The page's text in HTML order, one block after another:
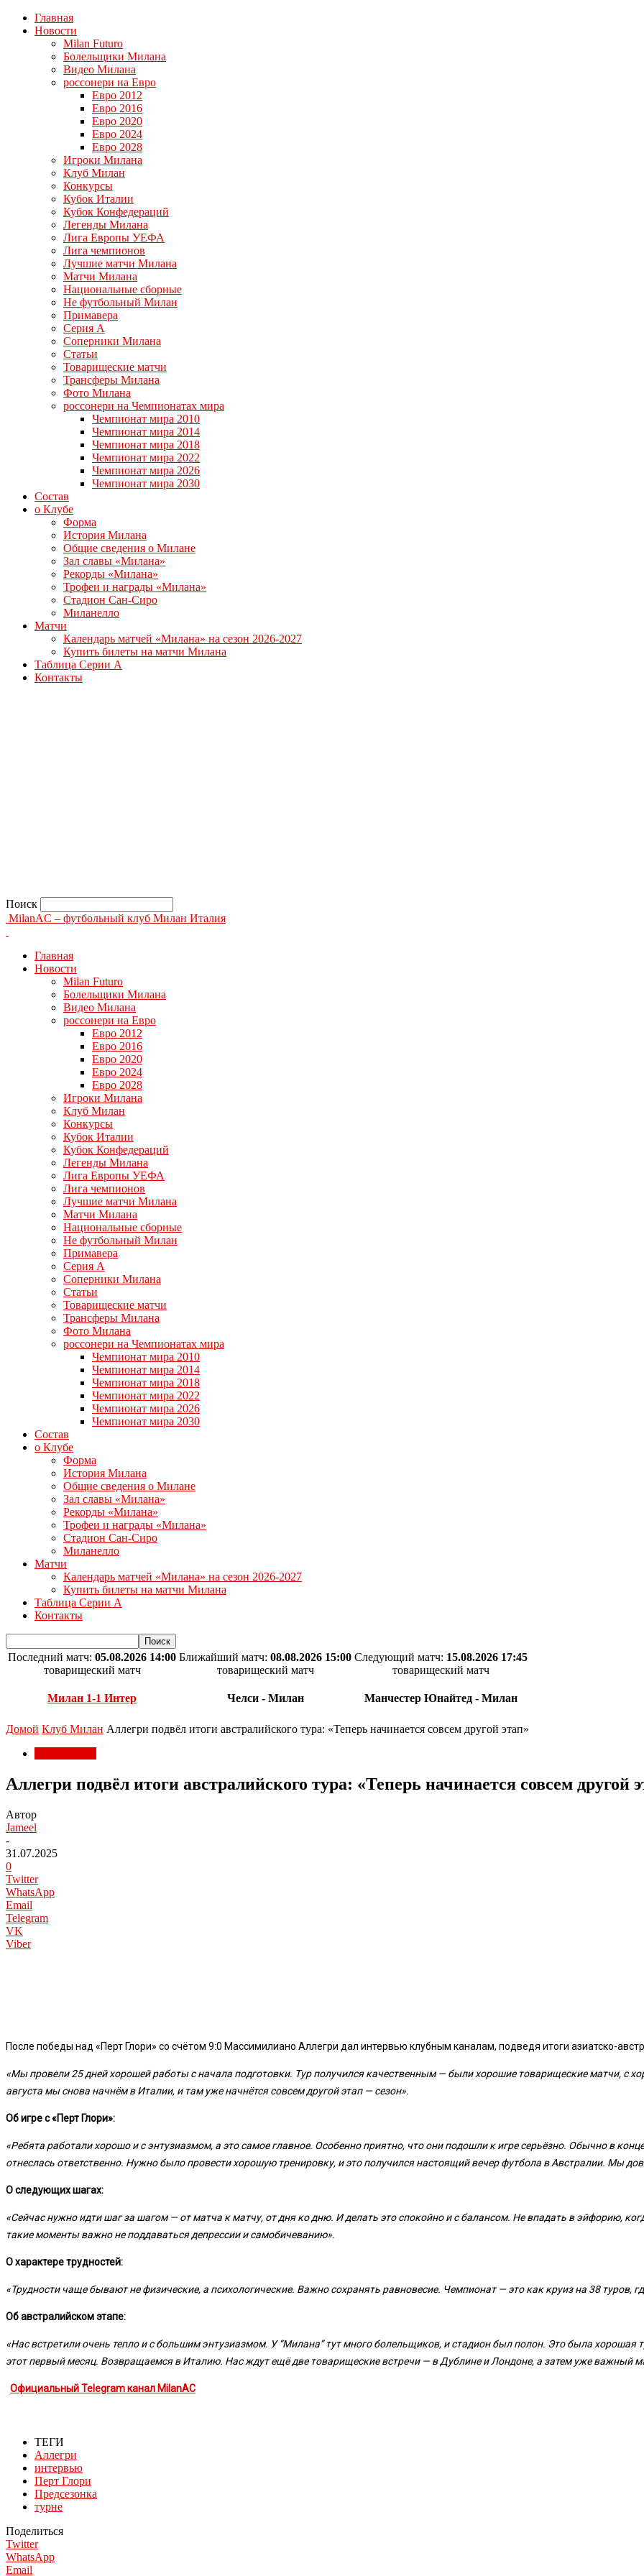
Главная
Новости
Milan Futuro
Болельщики Милана
Видео Милана
россонери на Евро
Евро 2012
Евро 2016
Евро 2020
Евро 2024
Евро 2028
Игроки Милана
Клуб Милан
Конкурсы
Кубок Италии
Кубок Конфедераций
Легенды Милана
Лига Европы УЕФА
Лига чемпионов
Лучшие матчи Милана
Матчи Милана
Национальные сборные
Не футбольный Милан
Примавера
Серия А
Соперники Милана
Статьи
Товарищеские матчи
Трансферы Милана
Фото Милана
россонери на Чемпионатах мира
Чемпионат мира 2010
Чемпионат мира 2014
Чемпионат мира 2018
Чемпионат мира 2022
Чемпионат мира 2026
Чемпионат мира 2030
Состав
о Клубе
Форма
История Милана
Общие сведения о Милане
Зал славы «Милана»
Рекорды «Милана»
Трофеи и награды «Милана»
Стадион Сан-Сиро
Миланелло
Матчи
Календарь матчей «Милана» на сезон 2026-2027
Купить билеты на матчи Милана
Таблица Серии А
Контакты
Поиск
MilanAC – футбольный клуб Милан Италия
Главная
Новости
Milan Futuro
Болельщики Милана
Видео Милана
россонери на Евро
Евро 2012
Евро 2016
Евро 2020
Евро 2024
Евро 2028
Игроки Милана
Клуб Милан
Конкурсы
Кубок Италии
Кубок Конфедераций
Легенды Милана
Лига Европы УЕФА
Лига чемпионов
Лучшие матчи Милана
Матчи Милана
Национальные сборные
Не футбольный Милан
Примавера
Серия А
Соперники Милана
Статьи
Товарищеские матчи
Трансферы Милана
Фото Милана
россонери на Чемпионатах мира
Чемпионат мира 2010
Чемпионат мира 2014
Чемпионат мира 2018
Чемпионат мира 2022
Чемпионат мира 2026
Чемпионат мира 2030
Состав
о Клубе
Форма
История Милана
Общие сведения о Милане
Зал славы «Милана»
Рекорды «Милана»
Трофеи и награды «Милана»
Стадион Сан-Сиро
Миланелло
Матчи
Календарь матчей «Милана» на сезон 2026-2027
Купить билеты на матчи Милана
Таблица Серии А
Контакты
Последний матч: 05.08.2026 14:00
товарищеский матч
Милан 1-1 Интер
Ближайший матч: 08.08.2026 15:00
товарищеский матч
Челси - Милан
Следующий матч: 15.08.2026 17:45
товарищеский матч
Манчестер Юнайтед - Милан
Домой Клуб Милан Аллегри подвёл итоги австралийского тура: «Теперь начинается совсем другой этап»
Аллегри подвёл итоги австралийского тура: «Теперь начинается совсем другой
Автор
Jameel
-
31.07.2025
0
Twitter
WhatsApp
Email
Telegram
VK
Viber
После победы над «Перт Глори» со счётом 9:0 Массимилиано Аллегри дал интервью клубным каналам, подведя итоги азиатско-
«Мы провели 25 дней хорошей работы с начала подготовки. Тур получился качественным — были хорошие товарищеские матчи, с
августа мы снова начнём в Италии, и там уже начнётся совсем другой этап — сезон».
Об игре с «Перт Глори»:
«Ребята работали хорошо и с энтузиазмом, а это самое главное. Особенно приятно, что они подошли к игре серьёзно. Обычно в
отнеслась ответственно. Нужно было провести хорошую тренировку, и это получился настоящий вечер футбола в Австралии. Мы
О следующих шагах:
«Сейчас нужно идти шаг за шагом — от матча к матчу, от дня ко дню. И делать это спокойно и с балансом. Не впадать в эйфорию,
такие моменты важно не поддаваться депрессии и самобичеванию».
О характере трудностей:
«Трудности чаще бывают не физические, а психологические. Важно сохранять равновесие. Чемпионат — это как круиз на 38 туров,
Об австралийском этапе:
«Нас встретили очень тепло и с большим энтузиазмом. У “Милана” тут много болельщиков, и стадион был полон. Это была хорошая
этот первый месяц. Возвращаемся в Италию. Нас ждут ещё две товарищеские встречи — в Дублине и Лондоне, а затем уже важный
Официальный Telegram канал MilanAC
ТЕГИ
Аллегри
интервью
Перт Глори
Предсезонка
турне
Поделиться
Twitter
WhatsApp
Email